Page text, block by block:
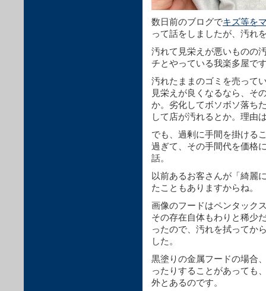
数日前のブログでキズ等を
って話をしましたが、汚れ
汚れて見栄えが悪いものの
チとやっている我楽多屋で
汚れたままのゴミを売って
見栄えが良くなるなら、そ
か。劣化してボソボソ落ち
して店が汚れるとか。理由
でも、過剰に手間を掛ける
過ぎて、その手間代を価格
話。
以前あるお客さんが「綺麗
たこともありますからね。
画像のフードはペンタック
その存在自体もわりと稀少
ったので、汚れを拭ってか
した。
黒塗りの金属フードの場合
ったりすることがあっても
外とあるのです。